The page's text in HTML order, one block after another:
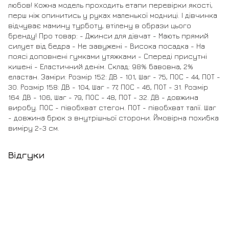
любов! Кожна модель проходить етапи перевірки якості,
перш ніж опинитись у руках маленької модниці. І дівчинка
відчуває мамину турботу, втілену в образи цього
бренду! Про товар: - Джинси для дівчат - Мають прямий
силует від бедра - Не завужені - Висока посадка - На
поясі доповнені гумками утяжками - Спереді присутні
кишені - Еластичний денім. Склад: 98% бавовна, 2%
еластан. Заміри: Розмір 152: ДВ - 101, Шаг - 75, ПОС - 44, ПОТ -
30. Розмір 158: ДВ - 104, Шаг - 77, ПОС - 46, ПОТ - 31. Розмір
164: ДВ - 106, Шаг - 79, ПОС - 48, ПОТ - 32. ДВ - довжина
виробу. ПОС - півобхват стегон. ПОТ - півобхват талії. Шаг
- довжина брюк з внутрішньої сторони. Ймовірна похибка
виміру 2-3 см.
Відгуки